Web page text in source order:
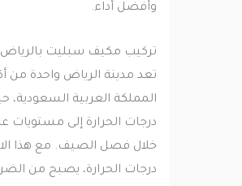
وأفضل أداء.
تركيب مكيف سبليت بالرياض
تعد مدينة الرياض واحدة من أكثر
المملكة العربية السعودية،
درجات الحرارة إلى مستويات
خلال فصل الصيف. مع هذا
درجات الحرارة، يصبح من